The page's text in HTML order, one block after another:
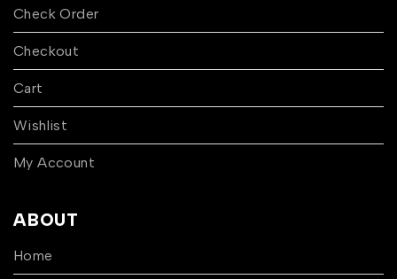
Check Order
Checkout
Cart
Wishlist
My Account
ABOUT
Home